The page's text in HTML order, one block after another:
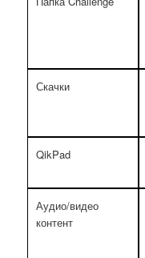
Скачки
QikPad
Аудио/видео
контент